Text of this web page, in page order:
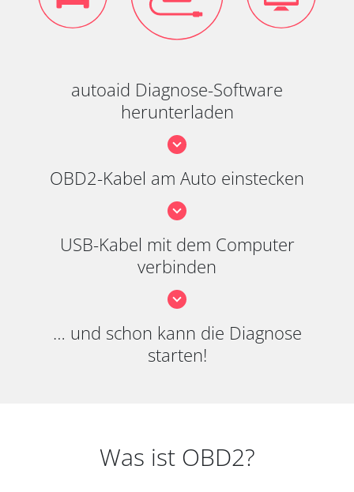
autoaid Diagnose-Software
herunterladen
OBD2-Kabel am Auto einstecken
USB-Kabel mit dem Computer
verbinden
… und schon kann die Diagnose
starten!
Was ist OBD2?